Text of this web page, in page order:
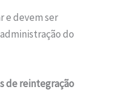
e devem ser
do
de reintegração